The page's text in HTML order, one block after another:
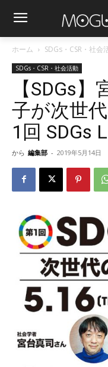
ホーム SDGs・CSR・社会
SDGs・CSR・社会活動
【SDGs
子が次世
1回 SDGs
から 編集部 - 2019年5月14日